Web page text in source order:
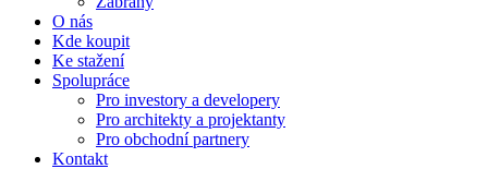
O nás
Kde koupit
Ke stažení
Spolupráce
Pro investory a developery
Pro architekty a projektanty
Pro obchodní partnery
Kontakt